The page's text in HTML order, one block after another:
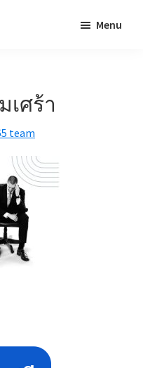
Menu
เศร้า
team